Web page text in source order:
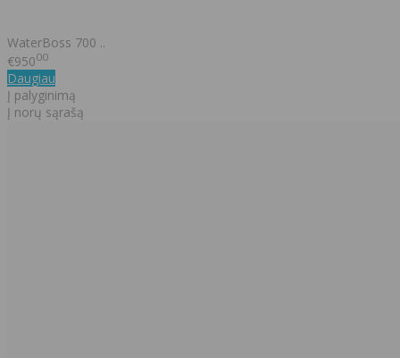
WaterBoss 700 ..
€95000
Daugiau
Į palyginimą
Į norų sąrašą